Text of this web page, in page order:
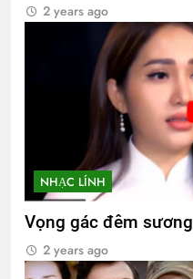
2 years ago
NHẠC LÍNH
Vọng gác đêm sương
2 years ago